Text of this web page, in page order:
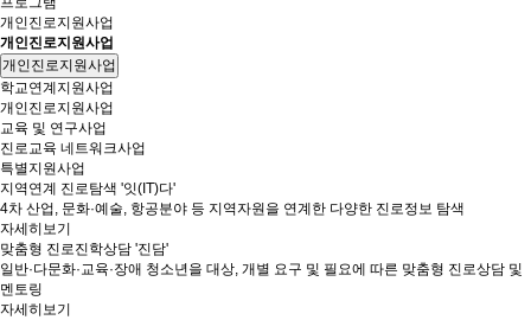
개인진로지원사업
개인진로지원사업
개인진로지원사업
학교연계지원사업
개인진로지원사업
교육 및 연구사업
진로교육 네트워크사업
특별지원사업
지역연계 진로탐색 '잇(IT)다'
4차 산업, 문화·예술, 항공분야 등 지역자원을 연계한 다양한 진로정보 탐색
자세히보기
맞춤형 진로진학상담 '진담'
일반·다문화·교육·장애 청소년을 대상, 개별 요구 및 필요에 따른 맞춤형 진로상담 및
멘토링
자세히보기